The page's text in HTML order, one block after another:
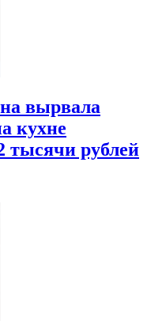
вырвала
кухне
тысячи рублей